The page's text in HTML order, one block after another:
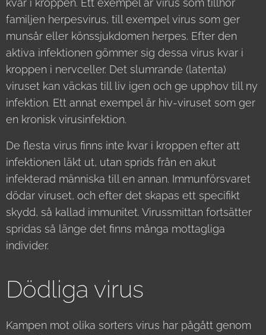
kvar i kroppen. Ett exempel är virus som tillhör
familjen herpesvirus, till exempel virus som ger
munsår eller könssjukdomen herpes. Efter den
aktiva infektionen gömmer sig dessa virus kvar i
kroppen i nervceller. Det slumrande (latenta)
viruset kan väckas till liv igen och ge upphov till ny
infektion. Ett annat exempel är hiv-viruset som ger
en kronisk virusinfektion.
De flesta virus finns inte kvar i kroppen efter att
infektionen läkt ut, utan sprids från en akut
infekterad människa till en annan. Immunförsvaret
dödar viruset, och efter det skapas ett specifikt
skydd, så kallad immunitet. Virussmittan fortsätter
spridas så länge det finns många mottagliga
individer.
Dödliga virus
Kampen mot olika sorters virus har pågått genom